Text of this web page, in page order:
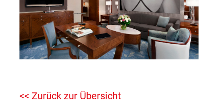
<< Zurück zur Übersicht